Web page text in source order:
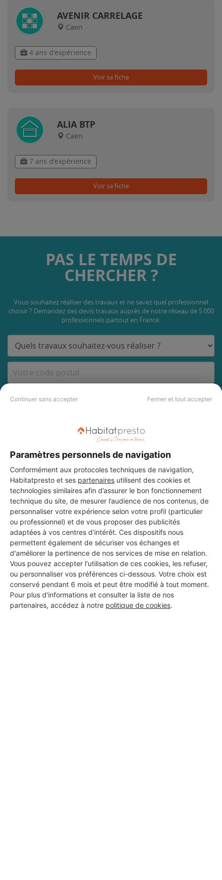
Continuer sans accepter Fermer et tout accepter
Paramètres personnels de navigation
Conformément aux protocoles techniques de navigation,
Habitatpresto et ses partenaires utilisent des cookies et
technologies similaires afin d’assurer le bon fonctionnement
technique du site, de mesurer l’audience de nos contenus, de
personnaliser votre expérience selon votre profil (particulier
ou professionnel) et de vous proposer des publicités
adaptées à vos centres d’intérêt. Ces dispositifs nous
permettent également de sécuriser vos échanges et
d'améliorer la pertinence de nos services de mise en relation.
Vous pouvez accepter l'utilisation de ces cookies, les refuser,
ou personnaliser vos préférences ci-dessous. Votre choix est
conservé pendant 6 mois et peut être modifié à tout moment.
Pour plus d'informations et consulter la liste de nos
partenaires, accédez à notre politique de cookies.
AVENIR CARRELAGE
Caen
4 ans d'expérience
Voir sa fiche
ALIA BTP
Caen
7 ans d'expérience
Voir sa fiche
PAS LE TEMPS DE
CHERCHER ?
Vous souhaitez réaliser des travaux et ne savez quel professionnel
choisir ? Demandez des devis travaux auprès de notre réseau de 5 000
professionnels partout en France.
DEMANDER UN DEVIS
Aucun autre professionnel disponible dans cette zone
géographique.